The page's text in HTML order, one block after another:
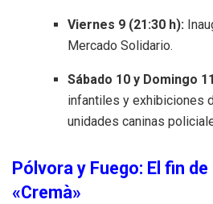
Viernes 9 (21:30 h):
Mercado Solidario.
Sábado 10 y Domingo
infantiles y exhibiciones
unidades caninas
Pólvora y Fuego: El fin
«Cremà»